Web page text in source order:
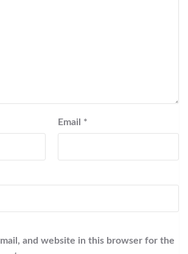
Email *
and website in this browser for the